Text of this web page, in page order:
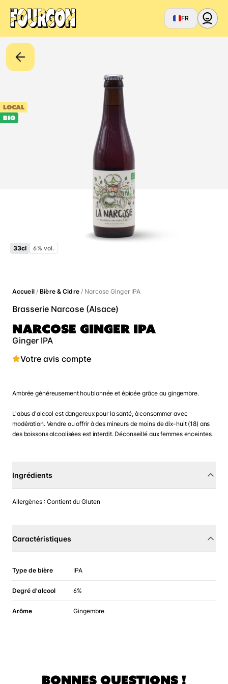
FR
LOCAL
BIO
33cl 6% vol.
Accueil/Bière & Cidre/ Narcose Ginger IPA
Brasserie Narcose (Alsace)
NARCOSE GINGER IPA
Ginger IPA
Votre avis compte
Ambrée généreusement houblonnée et épicée grâce au gingembre.
L'abus d'alcool est dangereux pour la santé, à consommer avec
modération. Vendre ou offrir à des mineurs de moins de dix-huit (18) ans
des boissons alcoolisées est interdit. Déconseillé aux femmes enceintes.
Ingrédients
Allergènes : Contient du Gluten
Caractéristiques
Type de bière IPA
Degré d'alcool 6%
Arôme Gingembre
BONNES QUESTIONS !